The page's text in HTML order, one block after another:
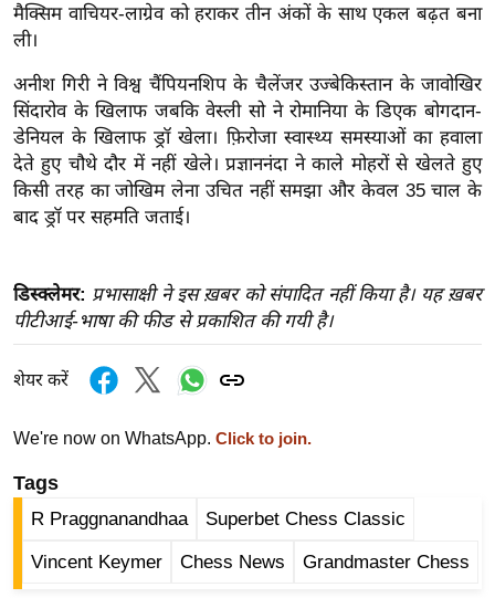
2
6
क्रा
इ
म
ई
-
पे
र
मि
सा
ल
बे
सा
ल
श
मैक्सिम वाचियर-लाग्रेव को हराकर तीन अंकों के साथ एकल बढ़त बना
ली।
अनीश गिरी ने विश्व चैंपियनशिप के चैलेंजर उज्बेकिस्तान के जावोखिर
सिंदारोव के खिलाफ जबकि वेस्ली सो ने रोमानिया के डिएक बोगदान-
डेनियल के खिलाफ ड्रॉ खेला। फ़िरोजा स्वास्थ्य समस्याओं का हवाला
देते हुए चौथे दौर में नहीं खेले। प्रज्ञाननंदा ने काले मोहरों से खेलते हुए
किसी तरह का जोखिम लेना उचित नहीं समझा और केवल 35 चाल के
बाद ड्रॉ पर सहमति जताई।
डिस्क्लेमर: प्रभासाक्षी ने इस ख़बर को संपादित नहीं किया है। यह ख़बर
पीटीआई-भाषा की फीड से प्रकाशित की गयी है।
शेयर करें
We're now on WhatsApp. Click to join.
Tags
R Praggnanandhaa Superbet Chess Classic
Vincent Keymer Chess News Grandmaster Chess